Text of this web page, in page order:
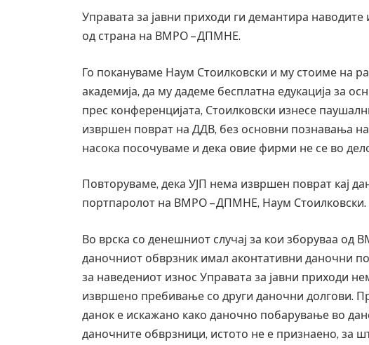
Управата за јавни приходи ги демантира
од страна на ВМРО – ДПМНЕ.
Го покануваме Наум Стоилковски и му стоиме на
академија, да му дадеме бесплатна едукација за
прес конференцијата, Стоилковски изнесе
извршен поврат на ДДВ, без основни познавања
насока посочуваме и дека овие фирми не се во
Повторуваме, дека УЈП нема извршен поврат кај
портпаролот на ВМРО – ДПМНЕ, Наум Стоилковски.
Во врска со денешниот случај за кои зборуваа
даночниот обврзник имал аконтативни даночни
за наведениот износ Управата за јавни приходи
извршено пребивање со други даночни долгови.
данок е искажано како даночно побарување во
даночните обврзници, истото не е признаено, за